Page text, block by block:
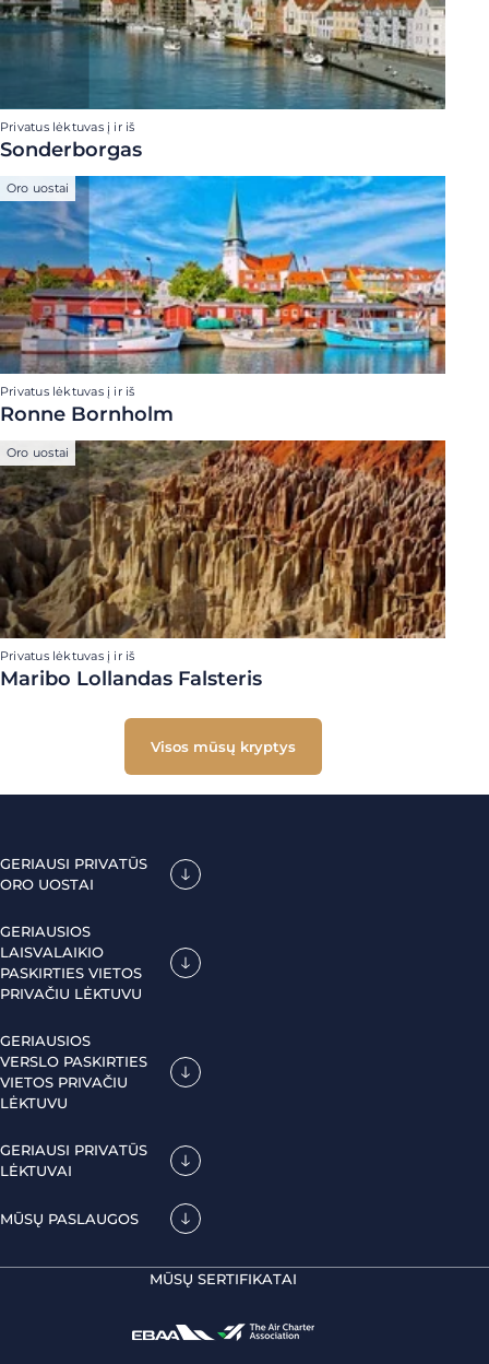
Privatus lėktuvas į ir iš
Sonderborgas
Oro uostai
Privatus lėktuvas į ir iš
Ronne Bornholm
Oro uostai
Privatus lėktuvas į ir iš
Maribo Lollandas Falsteris
Visos mūsų kryptys
GERIAUSI PRIVATŪS
ORO UOSTAI
GERIAUSIOS
LAISVALAIKIO
PASKIRTIES VIETOS
PRIVAČIU LĖKTUVU
GERIAUSIOS
VERSLO PASKIRTIES
VIETOS PRIVAČIU
LĖKTUVU
GERIAUSI PRIVATŪS
LĖKTUVAI
MŪSŲ PASLAUGOS
MŪSŲ SERTIFIKATAI